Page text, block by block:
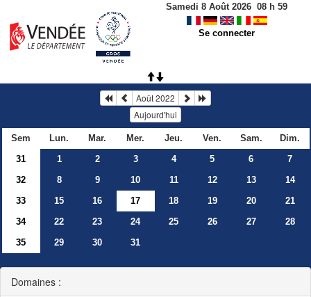
Samedi 8 Août 2026 08 h 59
Se connecter
Août 2022
Aujourd'hui
Sem Lun. Mar. Mer. Jeu. Ven. Sam.
Dim.
31
1 2 3 4 5 6
7
32
8 9 10 11 12 13
14
33
15 16 17 18 19 20
21
34
22 23 24 25 26 27
28
35
29 30 31
Domaines :